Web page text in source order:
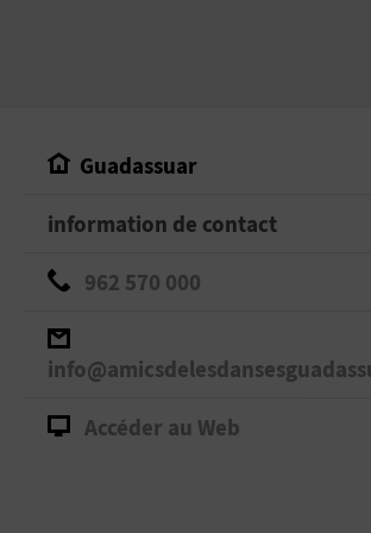
Guadassuar
information de contact
962 570 000
Accéder au Web